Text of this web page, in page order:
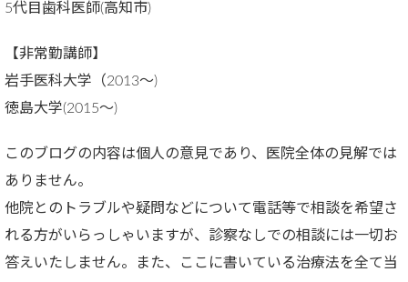
5代目歯科医師(高知市)
【非常勤講師】
岩手医科大学（2013～)
徳島大学(2015～)
このブログの内容は個人の意見であり、医院全体の見解では
ありません。
他院とのトラブルや疑問などについて電話等で相談を希望さ
れる方がいらっしゃいますが、診察なしでの相談には一切お
答えいたしません。また、ここに書いている治療法を全て当